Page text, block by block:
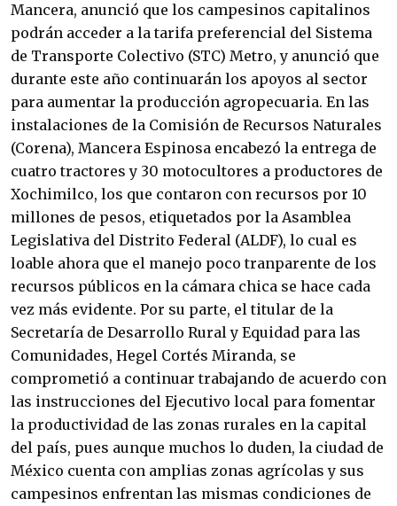
Mancera, anunció que los campesinos capitalinos
podrán acceder a la tarifa preferencial del Sistema
de Transporte Colectivo (STC) Metro, y anunció que
durante este año continuarán los apoyos al sector
para aumentar la producción agropecuaria. En las
instalaciones de la Comisión de Recursos Naturales
(Corena), Mancera Espinosa encabezó la entrega de
cuatro tractores y 30 motocultores a productores de
Xochimilco, los que contaron con recursos por 10
millones de pesos, etiquetados por la Asamblea
Legislativa del Distrito Federal (ALDF), lo cual es
loable ahora que el manejo poco tranparente de los
recursos públicos en la cámara chica se hace cada
vez más evidente. Por su parte, el titular de la
Secretaría de Desarrollo Rural y Equidad para las
Comunidades, Hegel Cortés Miranda, se
comprometió a continuar trabajando de acuerdo con
las instrucciones del Ejecutivo local para fomentar
la productividad de las zonas rurales en la capital
del país, pues aunque muchos lo duden, la ciudad de
México cuenta con amplias zonas agrícolas y sus
campesinos enfrentan las mismas condiciones de